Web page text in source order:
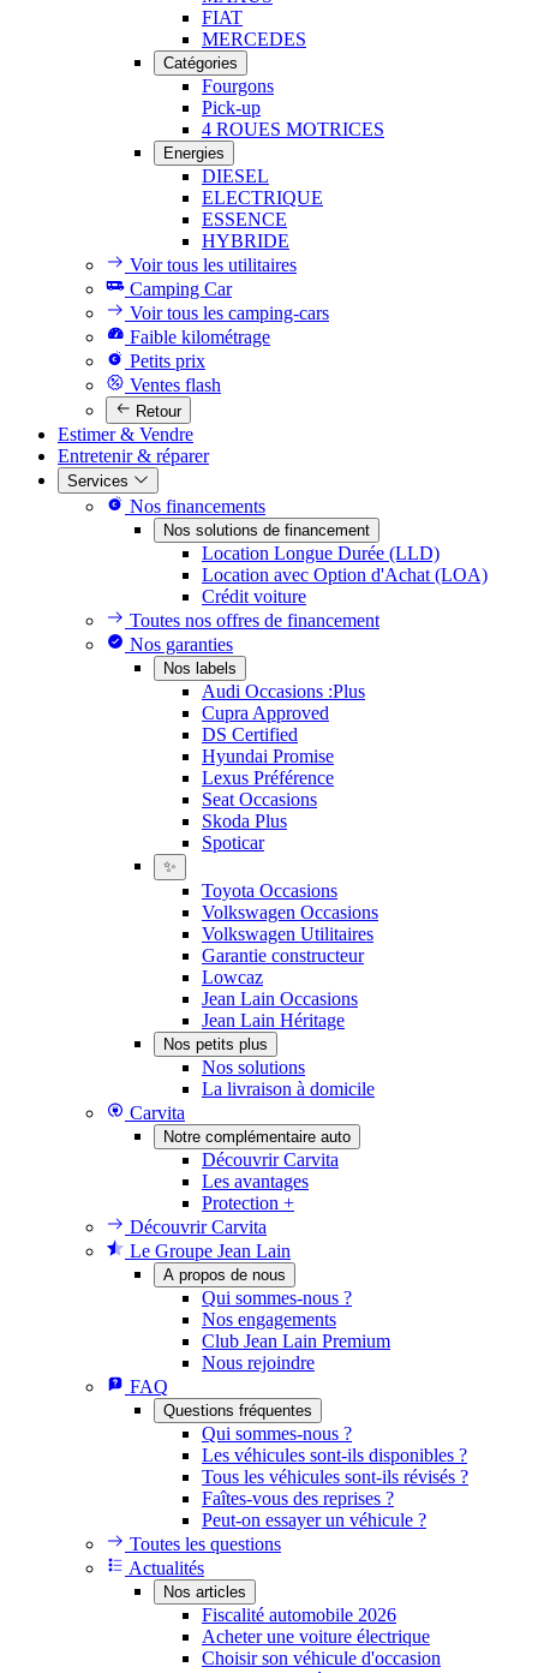
FIAT
MERCEDES
Catégories
Fourgons
Pick-up
4 ROUES MOTRICES
Energies
DIESEL
ELECTRIQUE
ESSENCE
HYBRIDE
Voir tous les utilitaires
Camping Car
Voir tous les camping-cars
Faible kilométrage
Petits prix
Ventes flash
Retour
Estimer & Vendre
Entretenir & réparer
Services
Nos financements
Nos solutions de financement
Location Longue Durée (LLD)
Location avec Option d'Achat (LOA)
Crédit voiture
Toutes nos offres de financement
Nos garanties
Nos labels
Audi Occasions :Plus
Cupra Approved
DS Certified
Hyundai Promise
Lexus Préférence
Seat Occasions
Skoda Plus
Spoticar
✨
Toyota Occasions
Volkswagen Occasions
Volkswagen Utilitaires
Garantie constructeur
Lowcaz
Jean Lain Occasions
Jean Lain Héritage
Nos petits plus
Nos solutions
La livraison à domicile
Carvita
Notre complémentaire auto
Découvrir Carvita
Les avantages
Protection +
Découvrir Carvita
Le Groupe Jean Lain
A propos de nous
Qui sommes-nous ?
Nos engagements
Club Jean Lain Premium
Nous rejoindre
FAQ
Questions fréquentes
Qui sommes-nous ?
Les véhicules sont-ils disponibles ?
Tous les véhicules sont-ils révisés ?
Faîtes-vous des reprises ?
Peut-on essayer un véhicule ?
Toutes les questions
Actualités
Nos articles
Fiscalité automobile 2026
Acheter une voiture électrique
Choisir son véhicule d'occasion